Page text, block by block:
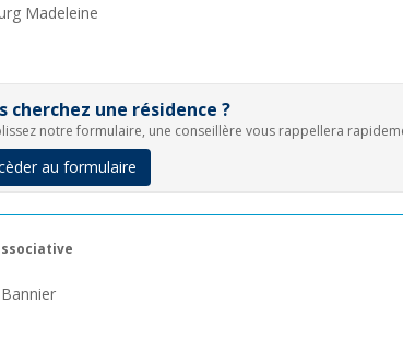
Madeleine
cherchez une résidence ?
notre formulaire, une conseillère vous rappellera
au formulaire